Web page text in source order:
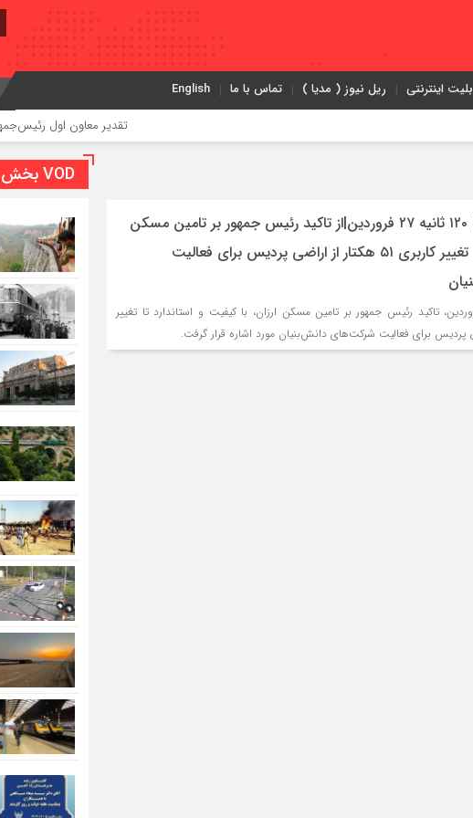
اینترنتی ریل نیوز ( مدیا ) تماس با ما English
تقدیر معاون اول رئیس‌جمهور از
( راه و شهرسازی ) ۱۲۰ ثانیه ۲۷ فروردین‌|از تاکید رئیس جمهور بر تامین مسکن
ارزان‌ و استاندارد تا تغییر کاربری ۵۱ هکتار از اراضی پردیس برای فعالیت
۱۲۰ ثانیه امروز ۲۷فروردین‌، تاکید رئیس جمهور بر تامین مسکن ارزان‌، با کیفیت و استاندارد تا تغییر
VOD بخش ویدیو